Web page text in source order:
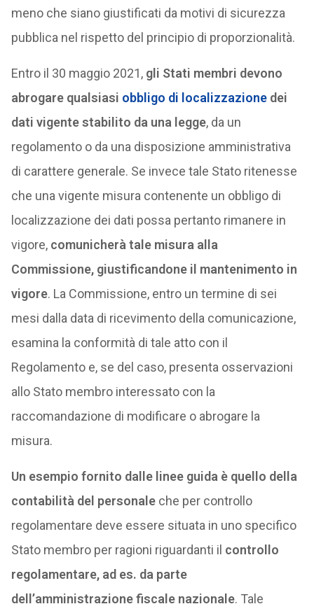
meno che siano giustificati da motivi di sicurezza
pubblica nel rispetto del principio di proporzionalità.
Entro il 30 maggio 2021, gli Stati membri devono
abrogare qualsiasi obbligo di localizzazionedei
dati vigente stabilito da una legge, da un
regolamento o da una disposizione amministrativa
di carattere generale. Se invece tale Stato ritenesse
che una vigente misura contenente un obbligo di
localizzazione dei dati possa pertanto rimanere in
vigore,comunicherà tale misura alla
Commissione, giustificandone il mantenimento in
vigore. La Commissione, entro un termine di sei
mesi dalla data di ricevimento della comunicazione,
esamina la conformità di tale atto con il
Regolamento e, se del caso, presenta osservazioni
allo Stato membro interessato con la
raccomandazione di modificare o abrogare la
misura.
Un esempio fornito dalle linee guida è quello della
contabilità del personaleche per controllo
regolamentare deve essere situata in uno specifico
Stato membro per ragioni riguardanti il controllo
regolamentare, ad es. da parte
dell’amministrazione fiscale nazionale. Tale